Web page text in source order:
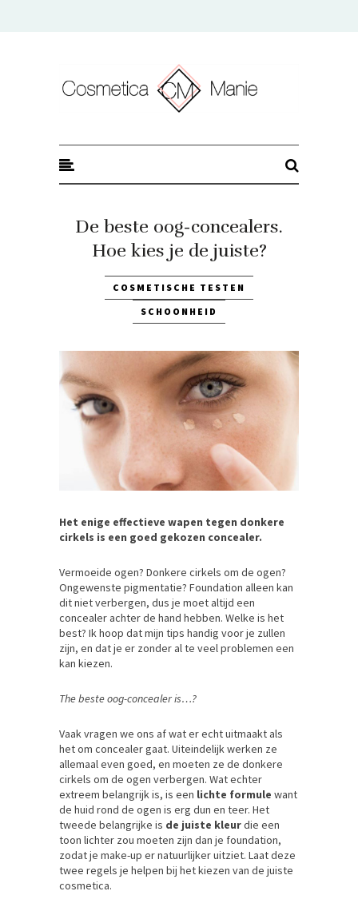
CosmeticaManie
De beste oog-concealers.
Hoe kies je de juiste?
COSMETISCHE TESTEN
SCHOONHEID
Het enige effectieve wapen tegen donkere
cirkels is een goed gekozen concealer.
Vermoeide ogen? Donkere cirkels om de ogen?
Ongewenste pigmentatie? Foundation alleen kan
dit niet verbergen, dus je moet altijd een
concealer achter de hand hebben. Welke is het
best? Ik hoop dat mijn tips handig voor je zullen
zijn, en dat je er zonder al te veel problemen een
kan kiezen.
The beste oog-concealer is…?
Vaak vragen we ons af wat er echt uitmaakt als
het om concealer gaat. Uiteindelijk werken ze
allemaal even goed, en moeten ze de donkere
cirkels om de ogen verbergen. Wat echter
extreem belangrijk is, is een lichte formule want
de huid rond de ogen is erg dun en teer. Het
tweede belangrijke is de juiste kleurdie een
toon lichter zou moeten zijn dan je foundation,
zodat je make-up er natuurlijker uitziet. Laat deze
twee regels je helpen bij het kiezen van de juiste
cosmetica.